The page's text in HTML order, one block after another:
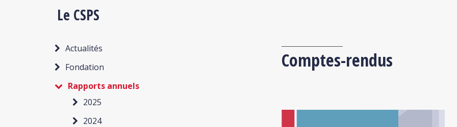
Le CSPS
Actualités
Fondation
Rapports annuels
2025
2024
Comptes-rendus